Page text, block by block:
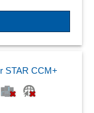
STAR CCM+